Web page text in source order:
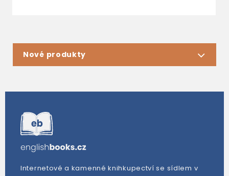
Nové produkty
Internetové a kamenné knihkupectví se sídlem v